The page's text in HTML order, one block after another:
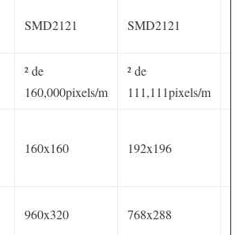
SMD2121 SMD2121
² de
160,000pixels/m
² de
111,111pixels/m
160x160 192x196
960x320 768x288